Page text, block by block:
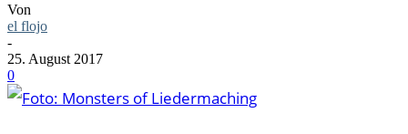
Von
el flojo
-
25. August 2017
0